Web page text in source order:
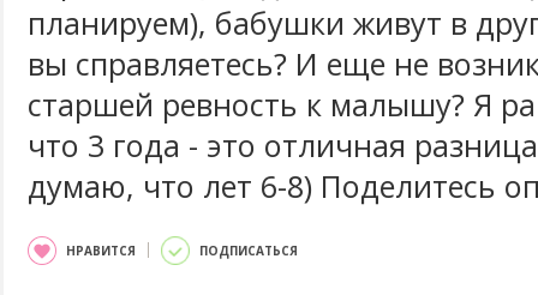
планируем), бабушки живут в
вы справляетесь? И еще не
старшей ревность к малышу? Я
что 3 года - это отличная
думаю, что лет 6-8) Поделитесь
НРАВИТСЯ ПОДПИСАТЬСЯ